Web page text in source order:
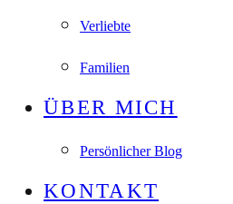
Verliebte
Familien
ÜBER MICH
Persönlicher Blog
KONTAKT